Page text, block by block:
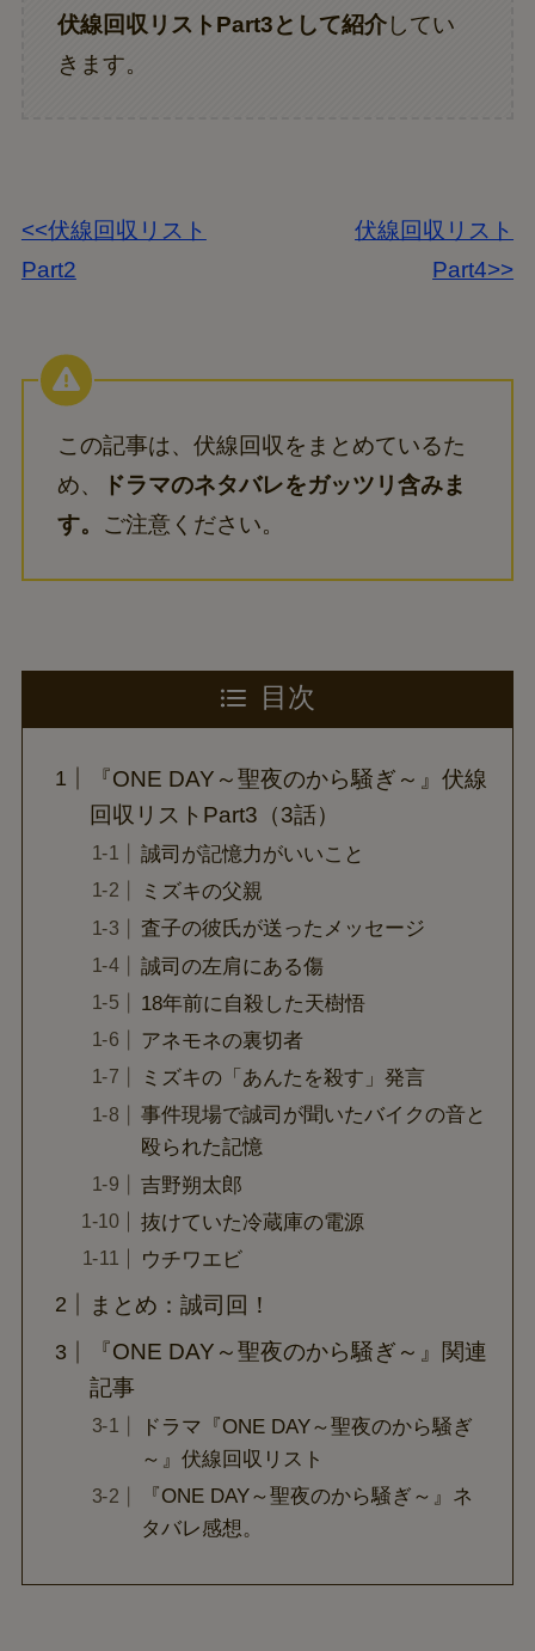
伏線回収リストPart3として紹介してい
きます。
<<伏線回収リスト
Part2
伏線回収リスト
Part4>>
この記事は、伏線回収をまとめているた
め、
ドラマのネタバレをガッツリ含みま
す。 ご注意ください。
目次
『ONE DAY～聖夜のから騒ぎ～』伏線
回収リストPart3（3話）
誠司が記憶力がいいこと
ミズキの父親
査子の彼氏が送ったメッセージ
誠司の左肩にある傷
18年前に自殺した天樹悟
アネモネの裏切者
ミズキの「あんたを殺す」発言
事件現場で誠司が聞いたバイクの音と
殴られた記憶
吉野朔太郎
抜けていた冷蔵庫の電源
ウチワエビ
まとめ：誠司回！
『ONE DAY～聖夜のから騒ぎ～』関連
記事
ドラマ『ONE DAY～聖夜のから騒ぎ
～』伏線回収リスト
『ONE DAY～聖夜のから騒ぎ～』ネ
タバレ感想。